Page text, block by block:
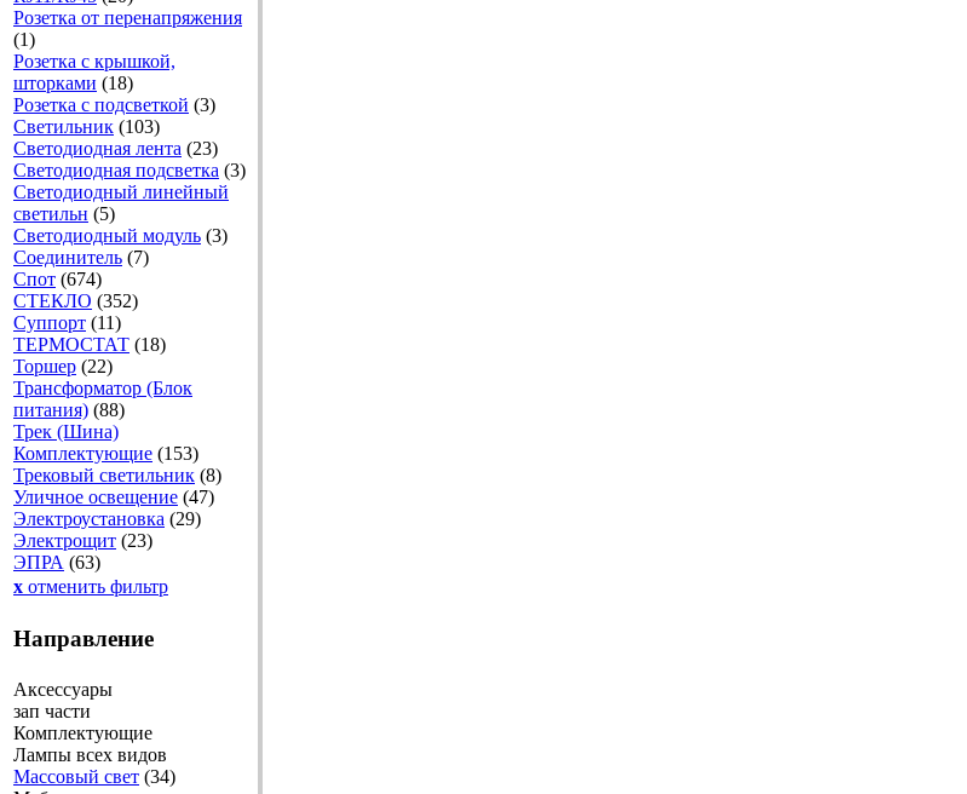
Розетка от перенапряжения
(1)
Розетка с крышкой,
шторками (18)
Розетка с подсветкой (3)
Светильник (103)
Светодиодная лента (23)
Светодиодная подсветка (3)
Светодиодный линейный
светильн (5)
Светодиодный модуль (3)
Соединитель (7)
Спот (674)
СТЕКЛО (352)
Суппорт (11)
ТЕРМОСТАТ (18)
Торшер (22)
Трансформатор (Блок
питания) (88)
Трек (Шина)
Комплектующие (153)
Трековый светильник (8)
Уличное освещение (47)
Электроустановка (29)
Электрощит (23)
ЭПРА (63)
x отменить фильтр
Направление
Аксессуары
зап части
Комплектующие
Лампы всех видов
Массовый свет (34)